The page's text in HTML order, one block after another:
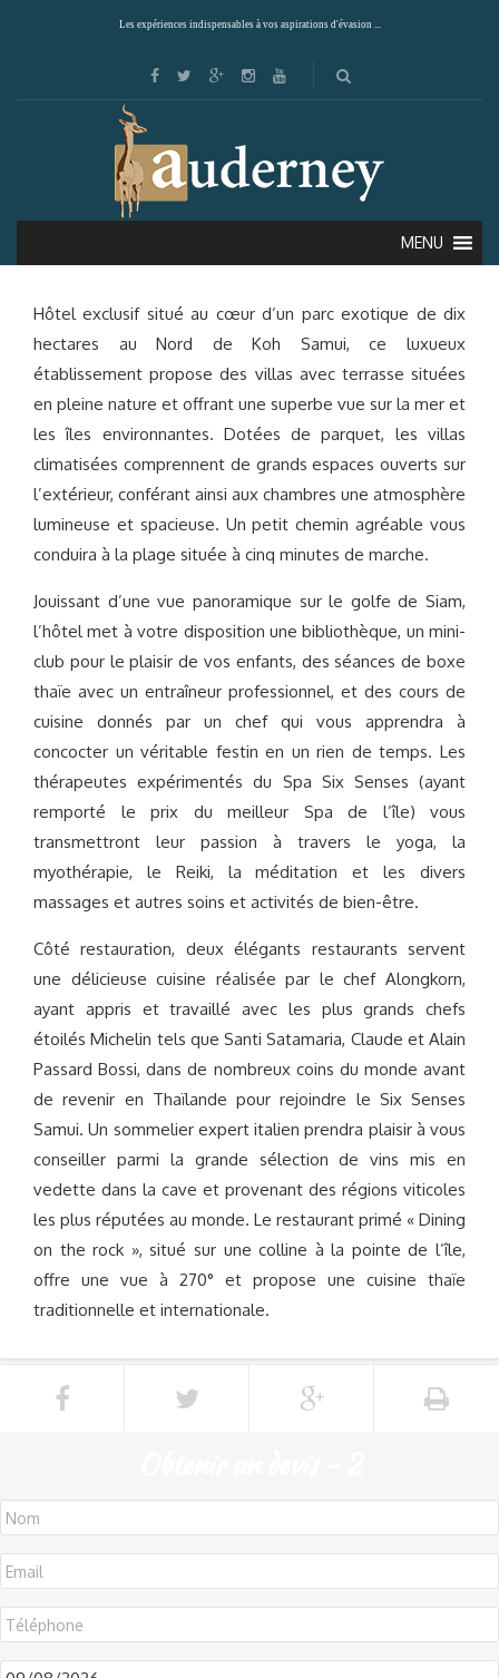
Les expériences indispensables à vos aspirations d'évasion ...
MENU
SIX SENSES (KOH SAMUI)
Hôtel exclusif situé au cœur d’un parc exotique de dix
hectares au Nord de Koh Samui, ce luxueux
établissement propose des villas avec terrasse situées
en pleine nature et offrant une superbe vue sur la mer et
les îles environnantes. Dotées de parquet, les villas
climatisées comprennent de grands espaces ouverts sur
l’extérieur, conférant ainsi aux chambres une atmosphère
lumineuse et spacieuse. Un petit chemin agréable vous
conduira à la plage située à cinq minutes de marche.
Jouissant d’une vue panoramique sur le golfe de Siam,
l’hôtel met à votre disposition une bibliothèque, un mini-
club pour le plaisir de vos enfants, des séances de boxe
thaïe avec un entraîneur professionnel, et des cours de
cuisine donnés par un chef qui vous apprendra à
concocter un véritable festin en un rien de temps. Les
thérapeutes expérimentés du Spa Six Senses (ayant
remporté le prix du meilleur Spa de l’île) vous
transmettront leur passion à travers le yoga, la
myothérapie, le Reiki, la méditation et les divers
massages et autres soins et activités de bien-être.
Côté restauration, deux élégants restaurants servent
une délicieuse cuisine réalisée par le chef Alongkorn,
ayant appris et travaillé avec les plus grands chefs
étoilés Michelin tels que Santi Satamaria, Claude et Alain
Passard Bossi, dans de nombreux coins du monde avant
de revenir en Thaïlande pour rejoindre le Six Senses
Samui. Un sommelier expert italien prendra plaisir à vous
conseiller parmi la grande sélection de vins mis en
vedette dans la cave et provenant des régions viticoles
les plus réputées au monde. Le restaurant primé « Dining
on the rock », situé sur une colline à la pointe de l’île,
offre une vue à 270° et propose une cuisine thaïe
traditionnelle et internationale.